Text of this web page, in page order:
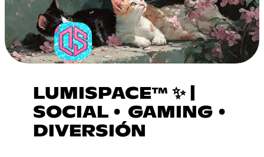
LUMISPACE™ ✨ |
SOCIAL • GAMING •
DIVERSIÓN